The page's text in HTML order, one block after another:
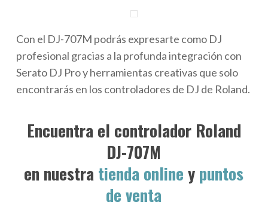
Con el DJ-707M podrás expresarte como DJ
profesional gracias a la profunda integración con
Serato DJ Pro y herramientas creativas que solo
encontrarás en los controladores de DJ de Roland.
Encuentra el controlador Roland
DJ-707M
en nuestra tienda online y puntos
de venta